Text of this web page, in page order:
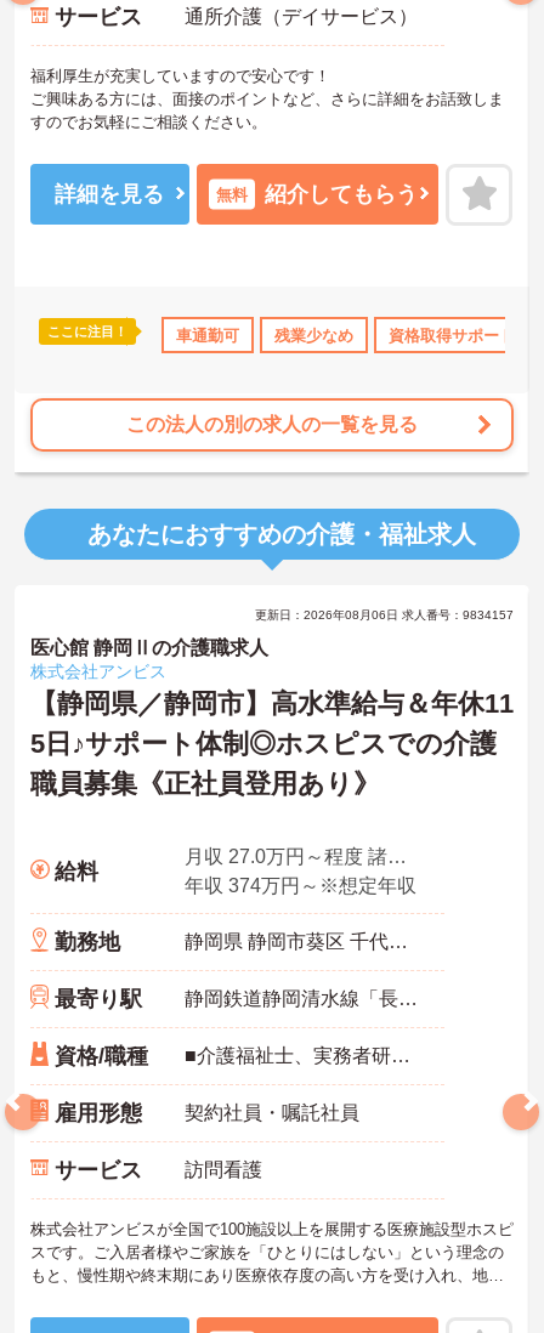
研修制度あり 産休･育休･介護休暇取得実績あり 交通費支給
サービス 通所介護（デイサービス）
福利厚生が充実していますので安心です！
ご興味ある方には、面接のポイントなど、さらに詳細をお話致しま
すのでお気軽にご相談ください。
詳細を見る 無料 紹介してもらう
ここに注目！ 車通勤可 残業少なめ 資格取得サポート
この法人の別の求人の一覧を見る
あなたにおすすめの介護・福祉求人
更新日：2026年08月06日 求人番号：9834157
医心館 静岡Ⅱの介護職求人
株式会社アンビス
【静岡県／静岡市】高水準給与＆年休11
5日♪サポート体制◎ホスピスでの介護
職員募集《正社員登用あり》
給料
月収 27.0万円～程度 諸手当込・夜勤4回/月想定
年収 374万円～※想定年収
勤務地 静岡県 静岡市葵区 千代田5-10-20
最寄り駅 静岡鉄道静岡清水線「長沼(静岡)駅」バス・車5分
資格/職種 ■介護福祉士、実務者研修、初任者研修 いずれか ※特養、老健、病院、有老などの実務経験1年以上ある方 ※身体介護の経験年以上ある方、機械浴の使用の経験のある方歓迎
雇用形態 契約社員・嘱託社員
サービス 訪問看護
株式会社アンビスが全国で100施設以上を展開する医療施設型ホスピ
スです。ご入居者様やご家族を「ひとりにはしない」という理念の
もと、慢性期や終末期にあり医療依存度の高い方を受け入れ、地域
護師が24時間常駐しています。急変時の対応や医療行為は看護師が